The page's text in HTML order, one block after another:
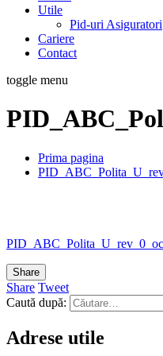
Utile
Pid-uri Asiguratori
Cariere
Contact
toggle menu
Prima pagina
Share
Share Tweet
Caută după:
Adrese utile